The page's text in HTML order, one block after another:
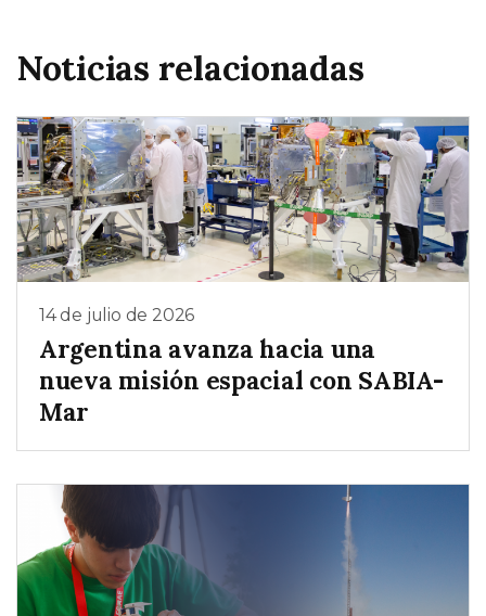
Noticias relacionadas
14 de julio de 2026
Argentina avanza hacia una
nueva misión espacial con SABIA-
Mar